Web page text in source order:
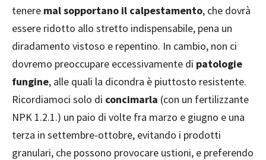
tenere mal sopportano il calpestamento, che dovrà
essere ridotto allo stretto indispensabile, pena un
diradamento vistoso e repentino. In cambio, non ci
dovremo preoccupare eccessivamente di patologie
fungine, alle quali la dicondra è piuttosto resistente.
Ricordiamoci solo di concimarla (con un fertilizzante
NPK 1.2.1.) un paio di volte fra marzo e giugno e una
terza in settembre-ottobre, evitando i prodotti
granulari, che possono provocare ustioni, e preferendo